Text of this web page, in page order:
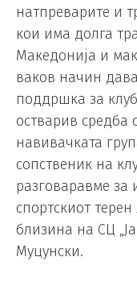
натпреварите и
кои има долга
Македонија и
ваков начин
поддршка за
остварив средба
навивачката
сопственик на
разговаравме за
спортскиот
близина на СЦ
Муцунски.